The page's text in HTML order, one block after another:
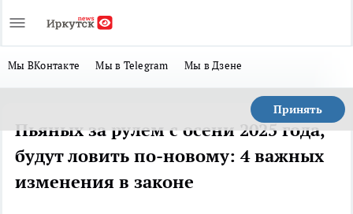
Мы ВКонтакте Мы в Telegram Мы в Дзене
Принять
Пьяных за рулем с осени 2025 года,
будут ловить по-новому: 4 важных
изменения в законе